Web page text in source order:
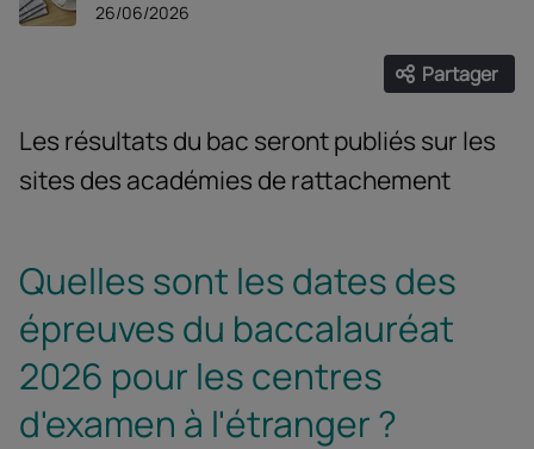
26/06/2026
Partager
Ouvrir
Les résultats du bac seront publiés sur les
sites des académies de rattachement
Quelles sont les dates des
épreuves du baccalauréat
2026 pour les centres
d'examen à l'étranger ?